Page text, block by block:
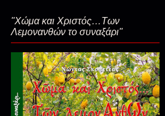
Σαρακοστή
Τριώδιο-
Τριώδιο-
"Χώμα και Χριστός…Των
Λεμονανθών το συναξάρι"